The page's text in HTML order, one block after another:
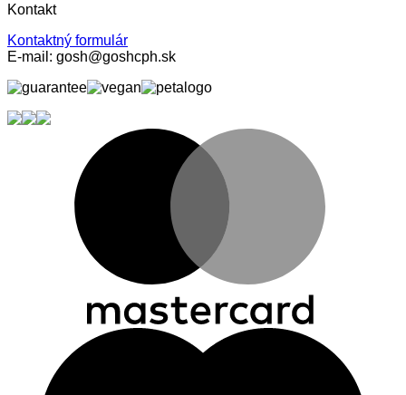
Kontakt
Kontaktný formulár
E-mail: gosh@goshcph.sk